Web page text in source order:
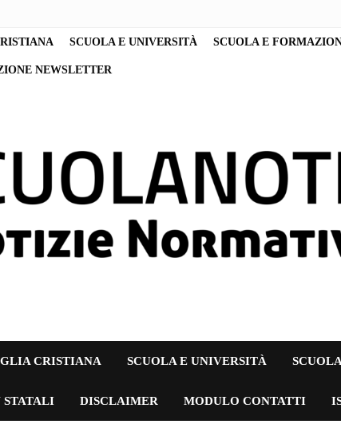
SCUOLA E UNIVERSITÀ SCUOLA E
NEWSLETTER
CRISTIANA SCUOLA E UNIVERSITÀ
STATALI DISCLAIMER MODULO CONTATTI